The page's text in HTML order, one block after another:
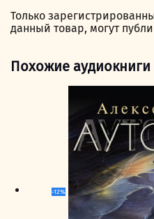
Только
данный товар, могут
Похожие аудиокниги
-12%